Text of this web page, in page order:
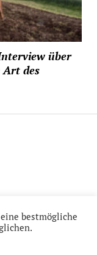
über
Art des
bestmögliche